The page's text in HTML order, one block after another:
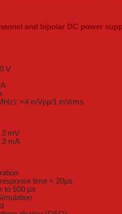
and bipolar DC power
V
<4 mVpp/1 mVrms
3 mV
2 mA
time < 20μs
to 500 μs